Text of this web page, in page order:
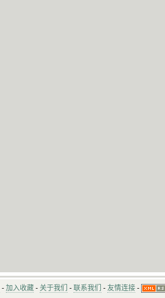
- 加入收藏 - 关于我们 - 联系我们 - 友情连接 -